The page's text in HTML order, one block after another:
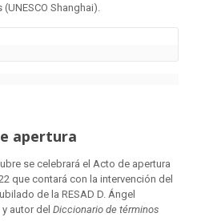
Shanghai).
apertura
se celebrará el Acto de apertura
que contará con la intervención del
de la RESAD D. Ángel
autor del Diccionario de términos